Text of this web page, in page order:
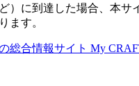
）に到達した場合、本サ
ます。
総合情報サイト My